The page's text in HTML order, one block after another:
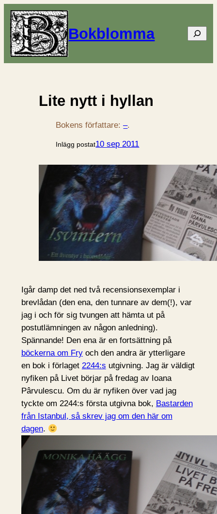
Bokblomma Sök
Lite nytt i hyllan
Bokens författare:–.
Inlägg postat10 sep 2011
Igår damp det ned två recensionsexemplar i
brevlådan (den ena, den tunnare av dem(!), var
jag i och för sig tvungen att hämta ut på
postutlämningen av någon anledning).
Spännande! Den ena är en fortsättning på
böckerna om Fryoch den andra är ytterligare
en bok i förlaget 2244:s utgivning. Jag är väldigt
nyfiken på Livet börjar på fredag av Ioana
Pârvulescu. Om du är nyfiken över vad jag
tyckte om 2244:s första utgivna bok, Bastarden
från Istanbul, så skrev jag om den här om
dagen.